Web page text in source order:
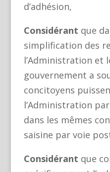
d’adhésion,
Considérant que
simplification des
l’Administration et
gouvernement a
concitoyens
l’Administration
dans les mêmes
saisine par voie
Considérant que